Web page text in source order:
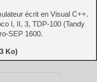
écrit en Visual C++.
I, II, 3, TDP-100 (Tandy
SEP 1600.
Ko)